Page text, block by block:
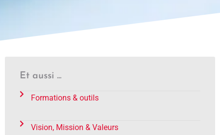
Et aussi ...
Formations & outils
Vision, Mission & Valeurs